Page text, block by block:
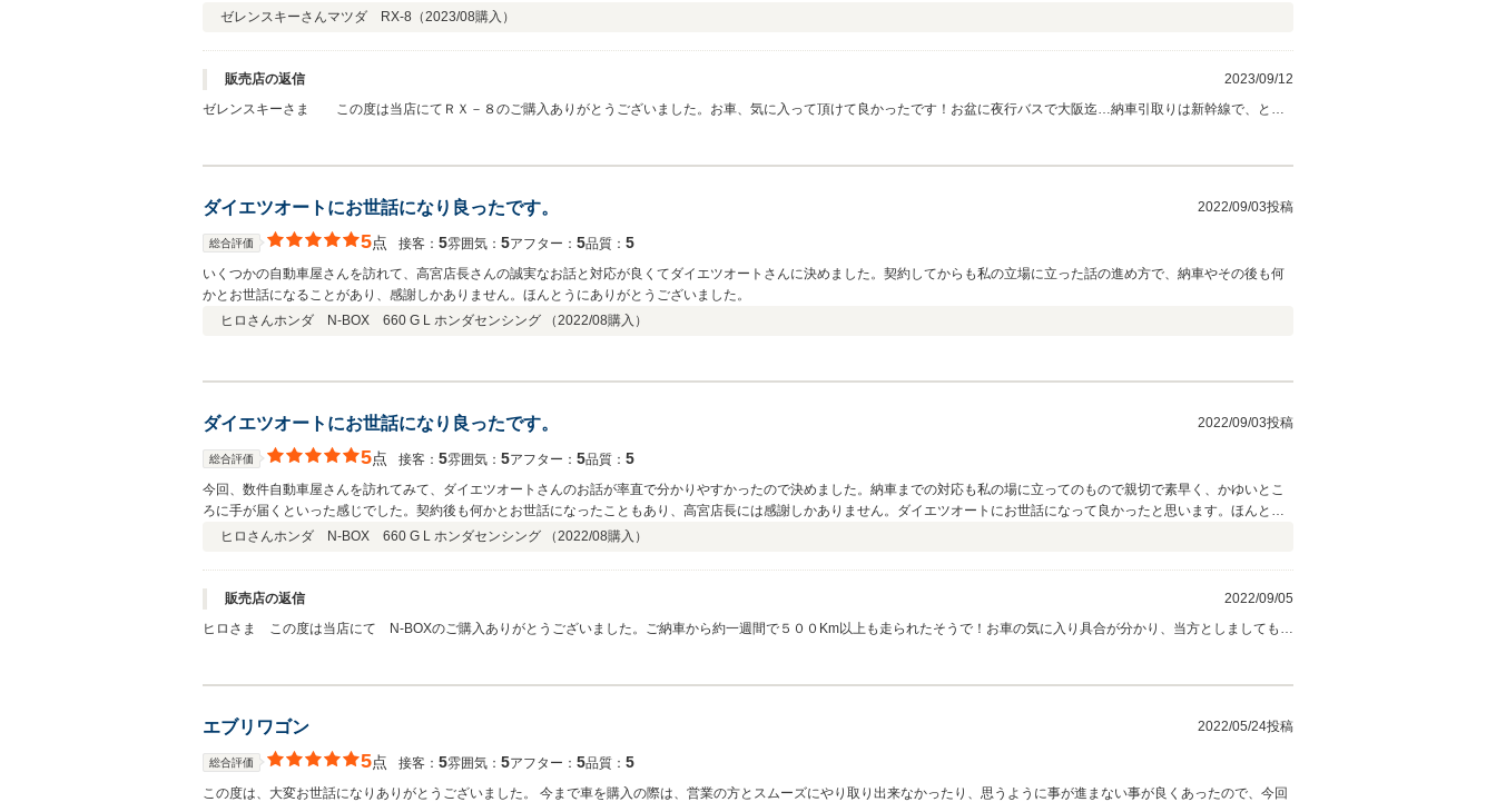
ンク内張の裏まで見せていただき、雨漏りの心配がないことを確認させていただきました。 今回車の購入が初めてでしたが、手続きなどを詳しく教えていただいたり、柔軟に対応し
した。 距離は離れてはいますが、また機会があれば車購入やメンテナンスの相談をさせていただきたいと思いました。 本当にありがとうございました！
ゼレンスキーさんマツダ RX-8（2023/08購入）
販売店の返信
2023/09/12
ゼレンスキーさま この度は当店にてＲＸ－８のご購入ありがとうございました。お車、気に入って頂けて良かったです！お盆に夜行バスで大阪迄…納車引取りは新幹線で、とは
ダイエツオートにお世話になり良ったです。 2022/09/03投稿
総合評価 5点 接客： 5雰囲気： 5アフター： 5品質： 5
いくつかの自動車屋さんを訪れて、高宮店長さんの誠実なお話と対応が良くてダイエツオートさんに決めました。契約してからも私の立場に立った話の進め方で、納車やその後も何
かとお世話になることがあり、感謝しかありません。ほんとうにありがとうございました。
ヒロさんホンダ N-BOX 660 G L ホンダセンシング （2022/08購入）
ダイエツオートにお世話になり良ったです。 2022/09/03投稿
総合評価 5点 接客： 5雰囲気： 5アフター： 5品質： 5
今回、数件自動車屋さんを訪れてみて、ダイエツオートさんのお話が率直で分かりやすかったので決めました。納車までの対応も私の場に立ってのもので親切で素早く、かゆいとこ
ろに手が届くといった感じでした。契約後も何かとお世話になったこともあり、高宮店長には感謝しかありません。ダイエツオートにお世話になって良かったと思います。ほんとう
にありがとうございました。
ヒロさんホンダ N-BOX 660 G L ホンダセンシング （2022/08購入）
販売店の返信
2022/09/05
ヒロさま この度は当店にて N-BOXのご購入ありがとうございました。ご納車から約一週間で５００Km以上も走られたそうで！お車の気に入り具合が分かり、当方としましても嬉
エブリワゴン 2022/05/24投稿
総合評価 5点 接客： 5雰囲気： 5アフター： 5品質： 5
この度は、大変お世話になりありがとうございました。 今まで車を購入の際は、営業の方とスムーズにやり取り出来なかったり、思うように事が進まない事が良くあったので、今回